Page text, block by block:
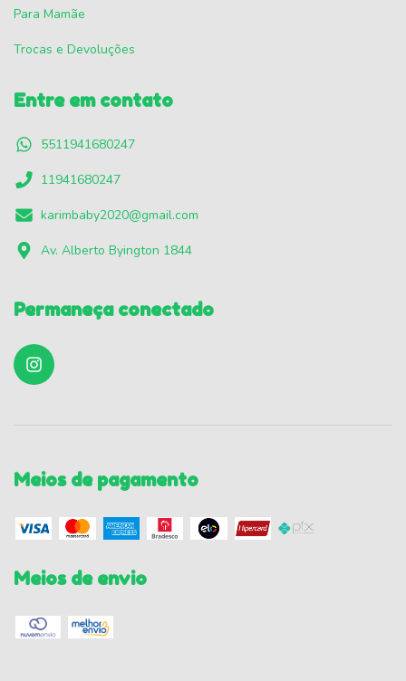
Para Mamãe
Trocas e Devoluções
Entre em contato
5511941680247
11941680247
karimbaby2020@gmail.com
Av. Alberto Byington 1844
Permaneça conectado
Meios de pagamento
Meios de envio